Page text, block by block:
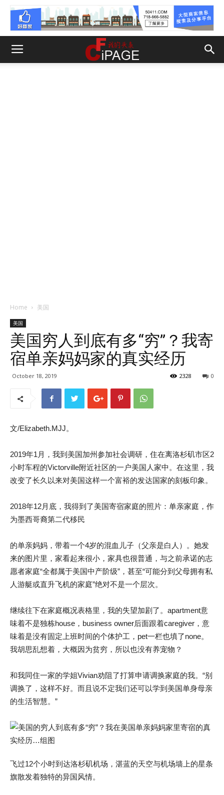
Home 美国
美国
美国穷人到底有多“穷”？我寄
宿单亲妈妈家的真实经历
October 18, 2019 0
2328
文/Elizabeth.MJJ。
2019年1月，我到美国加州参加社会调研，住在离洛杉矶市区2
小时车程的Victorville附近社区的一户美国人家中。在这里，我
改变了长久以来对美国这样一个富裕的发达国家的刻板印象。
2018年12月底，我得到了美国寄宿家庭的照片：单亲家庭，作
为墨西哥裔第二代移民
的单亲妈妈，带着一个4岁的混血儿子（父亲是白人）。她发
来的图片里，家看起来很小，家具也很普通，与之前承诺的志
愿者家庭“全都属于美国中产阶级”，甚至“可能分到父母拥有私
人游艇或直升飞机的家庭”绝对不是一个层次。
继续往下在家庭概况表格里，我的失望加剧了。apartment意
味着不是独栋house，business owner后面跟着caregiver，意
味着是没有固定上班时间的个体护工，pet一栏也填了none。
我胡思乱想着，大概因为贫穷，所以也没有养宠物？
和我同住一家的学姐Vivian劝阻了打算申请调换家庭的我。“别
调换了，这样不好。而且说不定我们还可以学到美国单身母亲
的生活智慧。”
飞过12个小时到达洛杉矶机场，湛蓝的天空与机场墙上的星条
旗散发着独特的异国风情。